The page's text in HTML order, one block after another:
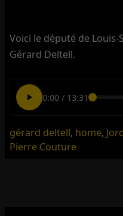
Voici le député de
Gérard Deltell.
0:00/ 13:31
gérard deltell, home,
Pierre Couture